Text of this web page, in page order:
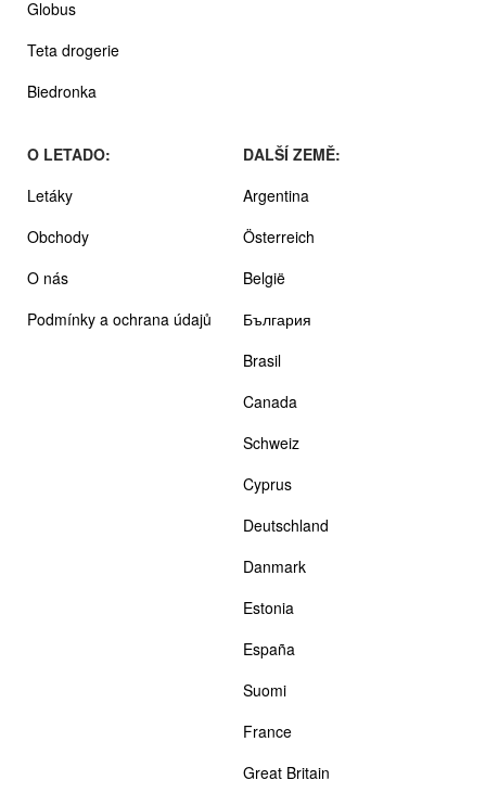
Globus
Teta drogerie
Biedronka
O LETADO:
Letáky
Obchody
O nás
Podmínky a ochrana údajů
DALŠÍ ZEMĚ:
Argentina
Österreich
België
България
Brasil
Canada
Schweiz
Cyprus
Deutschland
Danmark
Estonia
España
Suomi
France
Great Britain